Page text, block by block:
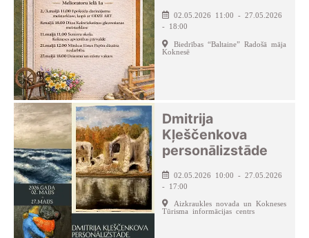
02.05.2026 11:00 - 27.05.2026
- 18:00
Biedrības “Baltaine” Radošā māja
Koknesē
Dmitrija
Kļeščenkova
personālizstāde
02.05.2026 10:00 - 27.05.2026
- 17:00
Aizkraukles novada un Kokneses
Tūrisma informācijas centrs